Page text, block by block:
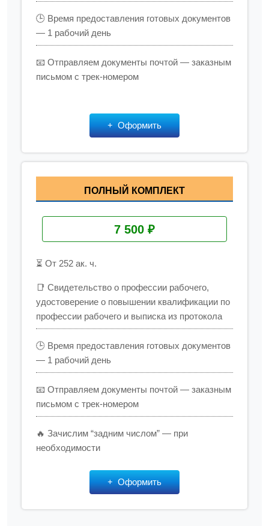
🕒 Время предоставления готовых документов
— 1 рабочий день
📧 Отправляем документы почтой — заказным
письмом с трек-номером
Оформить
ПОЛНЫЙ КОМПЛЕКТ
7 500 ₽
⏳ От 252 ак. ч.
📑 Свидетельство о профессии рабочего,
удостоверение о повышении квалификации по
профессии рабочего и выписка из протокола
🕒 Время предоставления готовых документов
— 1 рабочий день
📧 Отправляем документы почтой — заказным
письмом с трек-номером
🔥 Зачислим “задним числом” — при
необходимости
Оформить